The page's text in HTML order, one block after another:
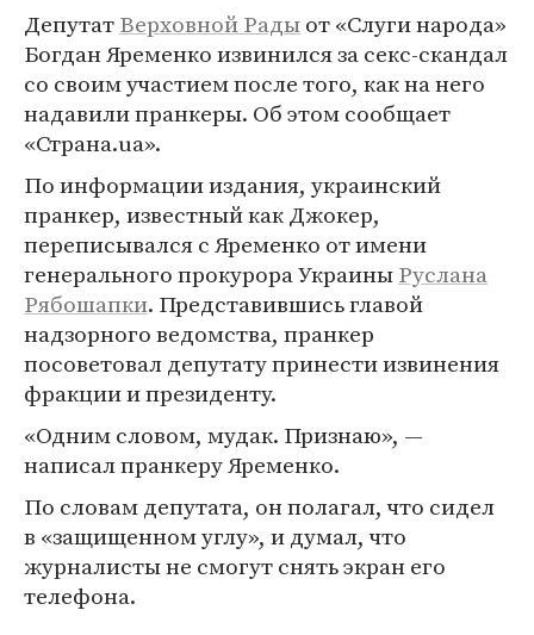
ДепутатВерховной Радыот «Слуги народа»
Богдан Яременко извинился за секс-скандал
со своим участием после того, как на него
надавили пранкеры. Об этом сообщает
«Страна.ua».
По информации издания, украинский
пранкер, известный как Джокер,
переписывался с Яременко от имени
генерального прокурора УкраиныРуслана
Рябошапки. Представившись главой
надзорного ведомства, пранкер
посоветовал депутату принести извинения
фракции и президенту.
«Одним словом, мудак. Признаю», —
написал пранкеру Яременко.
По словам депутата, он полагал, что сидел
в «защищенном углу», и думал, что
журналисты не смогут снять экран его
телефона.